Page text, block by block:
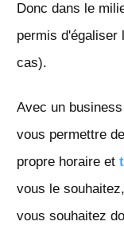
Donc dans le
permis d'égaliser
cas).
Avec un
vous permettre
propre horaire et
vous le
vous souhaitez